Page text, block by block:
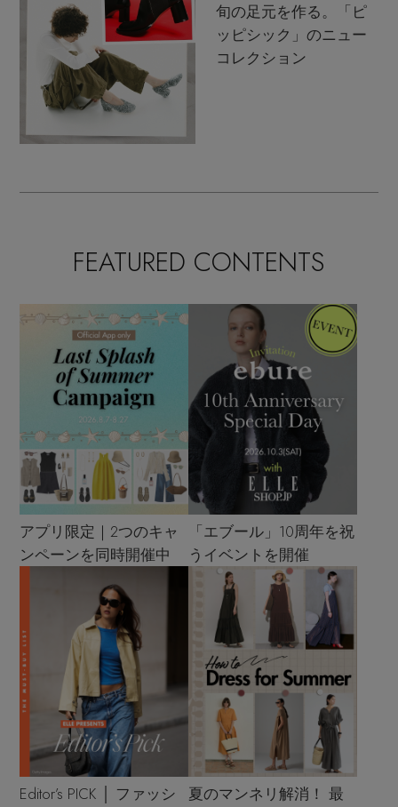
旬の足元を作る。「ピ
ッピシック」のニュー
コレクション
FEATURED CONTENTS
アプリ限定｜2つのキャ
ンペーンを同時開催中
「エブール」10周年を祝
うイベントを開催
Editor’s PICK │ ファッシ
夏のマンネリ解消！ 最